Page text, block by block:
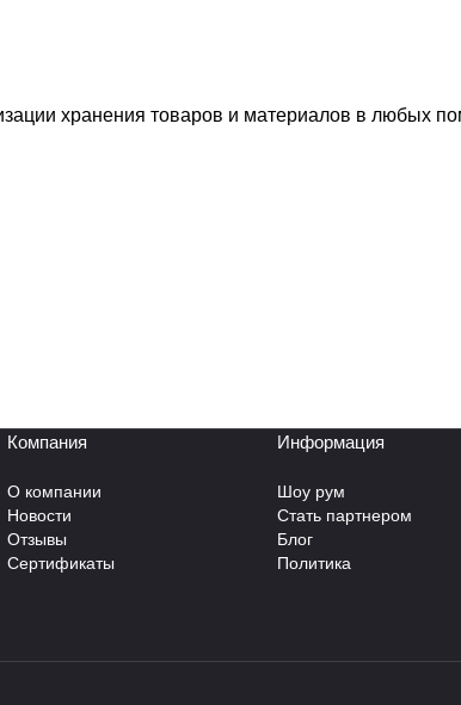
хранения товаров и материалов в любых
Компания
О компании
Новости
Отзывы
Сертификаты
Информация
Шоу рум
Стать партнером
Блог
Политика